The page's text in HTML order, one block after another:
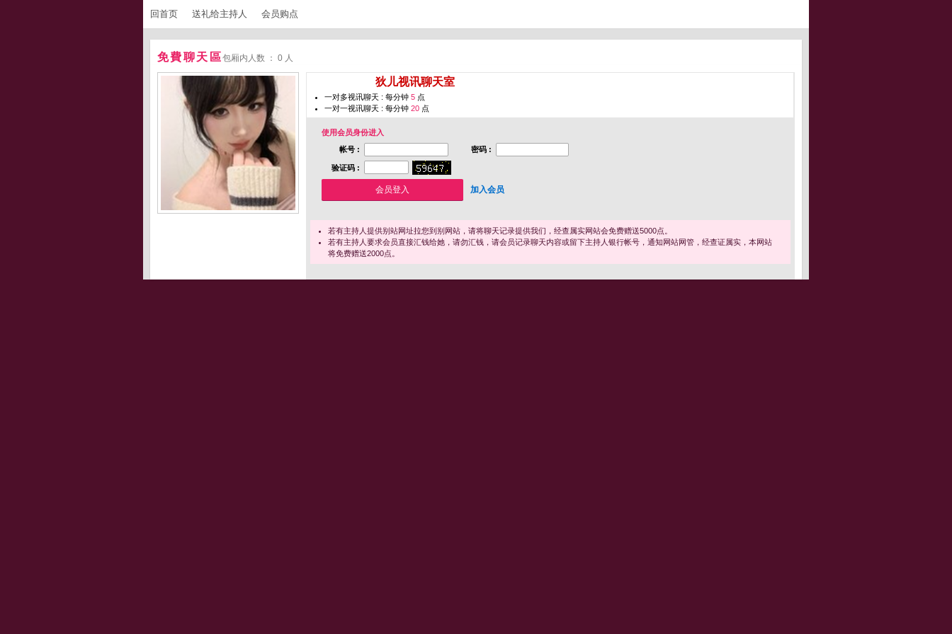
回首页 送礼给主持人 会员购点
免費聊天區包厢内人数 ： 0 人
狄儿视讯聊天室
一对多视讯聊天 : 每分钟 5 点
一对一视讯聊天 : 每分钟 20 点
使用会员身份进入
帐号 :
密码 :
验证码 :
加入会员
若有主持人提供别站网址拉您到别网站，请将聊天记录提供我们，经查属实网站会免费赠送5000点。
若有主持人要求会员直接汇钱给她，请勿汇钱，请会员记录聊天内容或留下主持人银行帐号，通知网站网管，经查证属实，本网站
将免费赠送2000点。